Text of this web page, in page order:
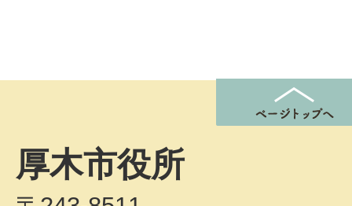
厚木市役所